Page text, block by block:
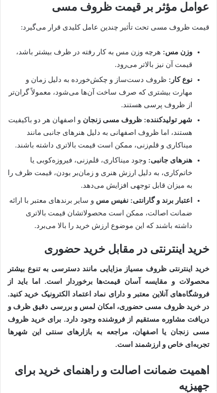
عوامل مؤثر بر قیمت ظروف مسی
قیمت ظروف مسی تحت تأثیر چندین عامل کلیدی قرار می‌گیرد:
وزن مس: هرچه وزن مس به کار رفته در ظرف بیشتر باشد،
قیمت آن نیز بالاتر می‌رود.
نوع کار: ظروف دست‌ساز و چکش‌خورده به دلیل زمان و
مهارت بیشتری که صرف ساخت آن‌ها می‌شود، معمولاً گران‌تر
از ظروف پرسی هستند.
شهر تولیدکننده: ظروف مسی زنجان و اصفهان هر دو باکیفیت
هستند، اما ظروف اصفهانی به دلیل هنرهای جانبی مانند
میناکاری و قلم‌زنی، ممکن است قیمت بالاتری داشته باشند.
هنرهای جانبی: وجود میناکاری، قلم‌زنی، فیروزه‌کوبی یا
خاتم‌کاری، به دلیل ارزش هنری و زمان‌بر بودن، قیمت ظرف را
به میزان قابل توجهی افزایش می‌دهد.
اعتبار برند و گارانتی: نفیس مس و سایر برندهای معتبر با ارائه
ضمانت اصالت، ممکن است محصولاتشان قیمت بالاتری
داشته باشند که این موضوع ارزش خرید را بالا می‌برد.
خرید اینترنتی در مقابل خرید حضوری
خرید اینترنتی ظروف مسیاز مزایایی مانند دسترسی به تنوع بیشتر
محصولات و مقایسه آسان قیمت‌ها برخوردار است. اما باید از
فروشگاه‌های آنلاین معتبر و دارای نماد اعتماد الکترونیک خرید کنید.
در خرید ظروف مسی حضوری، امکان لمس و بررسی دقیق ظرف و
دریافت مشاوره مستقیم از فروشنده وجود دارد. برای خرید ظروف
مسی زنجان
یا اصفهان، مراجعه به بازارهای سنتی این شهرها
تجربه‌ای خاص و ارزشمند است.
اهمیت ضمانت اصالت و راهنمای خرید برای
جهیزیه